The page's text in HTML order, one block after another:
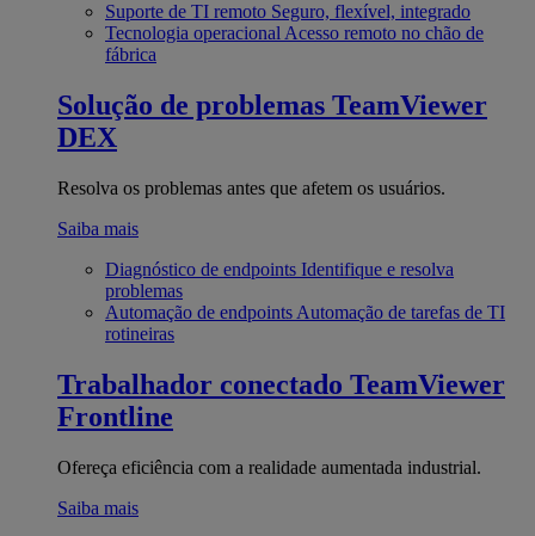
Suporte de TI remoto Seguro, flexível, integrado
Tecnologia operacional Acesso remoto no chão de
fábrica
Solução de problemas TeamViewer
DEX
Resolva os problemas antes que afetem os usuários.
Saiba mais
Diagnóstico de endpoints Identifique e resolva
problemas
Automação de endpoints Automação de tarefas de TI
rotineiras
Trabalhador conectado TeamViewer
Frontline
Ofereça eficiência com a realidade aumentada industrial.
Saiba mais